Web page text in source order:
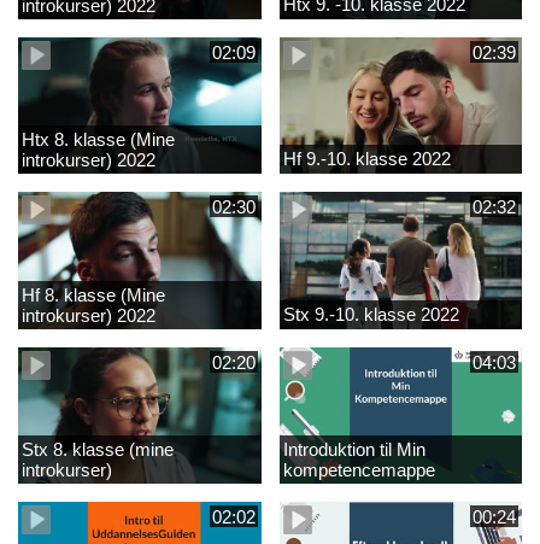
introkurser) 2022 Htx 9. -10. klasse 2022
02:09
Htx 8. klasse (Mine
introkurser) 2022
02:39
Hf 9.-10. klasse 2022
02:30
Hf 8. klasse (Mine
introkurser) 2022
02:32
Stx 9.-10. klasse 2022
02:20
Stx 8. klasse (mine
introkurser)
04:03
Introduktion til Min
kompetencemappe
02:02 00:24